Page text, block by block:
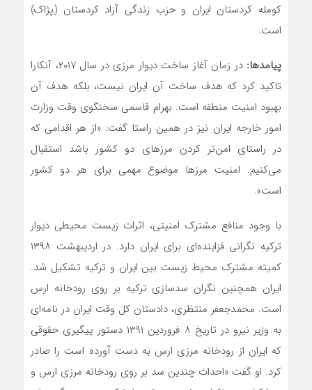
کومله کردستان ایران و حزب زندگی آزاد کردستان (پژاک)
است.
پیامدها:
در زمان آغاز ساخت دیوار مرزی در سال ۲۰۱۷، آنکارا
تاکید کرد که هدف ساخت آن ایران نیست، بلکه هدف آن
بهبود امنیت منطقه است. بهرام قاسمی سخنگوی وقت وزارت
امور خارجه ایران نیز در همین راستا گفت: «از هر اقدامی که
در راستای امن‌تر کردن مرزهای دو کشور باشد استقبال
می‌کنیم. امنیت مرزها موضوع مهمی برای هر دو کشور
است».
با وجود منافع مشترک امنیتی، اثرات زیست محیطی دیوار
ترکیه نگرانی فزاینده‌ای برای ایران دارد. در اردیبهشت ۱۳۹۸
کمیته مشترک محیط زیست بین ایران و ترکیه تشکیل شد.
ایران همچنین نگران سدسازی ترکیه بر روی رودخانه ارس
است. محمدجعفر منتظری، دادستان کل وقت ایران در نامه‌ای
به وزیر نیرو در تاریخ ۸ فروردین ۱۳۹۱ دستور پیگیری حقوقی
که ایران از رودخانه مرزی ارس به دست آورده است را صادر
کرد. او گفت «احداث چندین سد بر روی رودخانه مرزی ارس و